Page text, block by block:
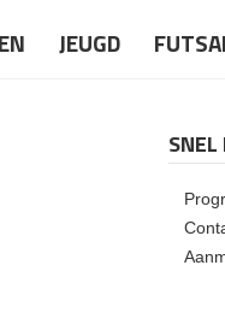
JEUGD
SNEL